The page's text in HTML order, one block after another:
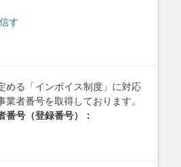
す
める「インボイス制度」に対応
業者番号を取得しております。
番号（登録番号）：